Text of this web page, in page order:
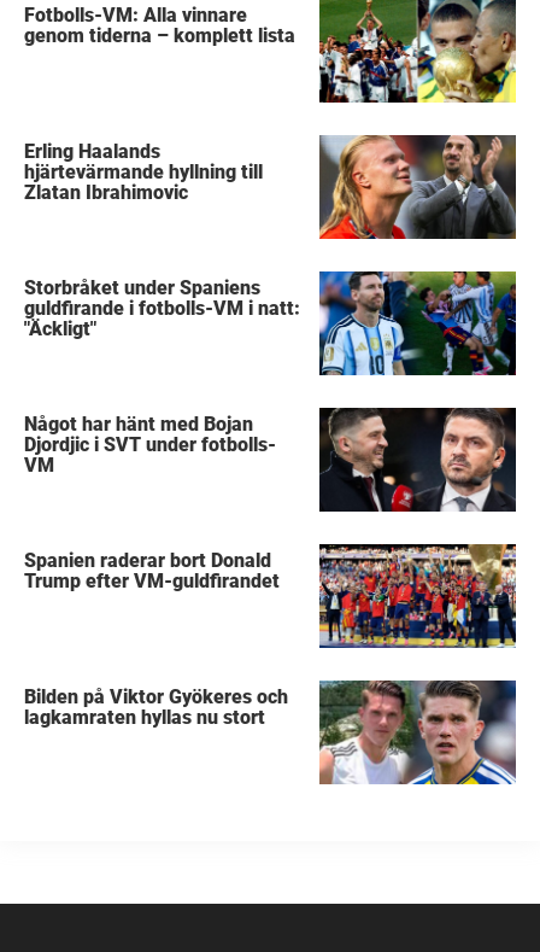
Fotbolls-VM: Alla vinnare
genom tiderna – komplett lista
Erling Haalands
hjärtevärmande hyllning till
Zlatan Ibrahimovic
Storbråket under Spaniens
guldfirande i fotbolls-VM i natt:
"Äckligt"
Något har hänt med Bojan
Djordjic i SVT under fotbolls-
VM
Spanien raderar bort Donald
Trump efter VM-guldfirandet
Bilden på Viktor Gyökeres och
lagkamraten hyllas nu stort